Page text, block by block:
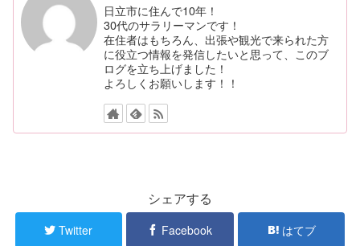
日立市に住んで10年！
30代のサラリーマンです！
在住者はもちろん、出張や観光で来られた方
に役立つ情報を発信したいと思って、このブ
ログを立ち上げました！
よろしくお願いします！！
シェアする
Twitter Facebook はてブ